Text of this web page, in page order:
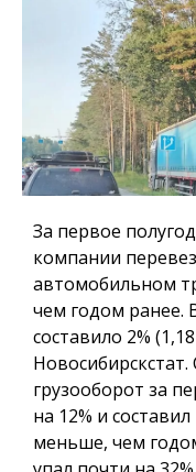
За первое
компании
автомобильном
чем годом ранее.
составило 2%
грузооборот за
на 12% и
меньше, чем